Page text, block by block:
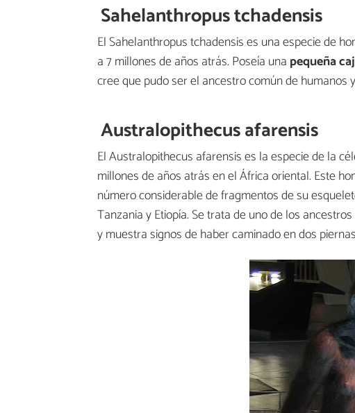
Sahelanthropus tchadensis
El Sahelanthropus tchadensis es una especie de
a 7 millones de años atrás. Poseía una pequeña
cree que pudo ser el ancestro común de humanos
Australopithecus afarensis
El Australopithecus afarensis es la especie de la
millones de años atrás en el África oriental. Este
número considerable de fragmentos de su
Tanzania y Etiopía. Se trata de uno de los
y muestra signos de haber caminado en dos